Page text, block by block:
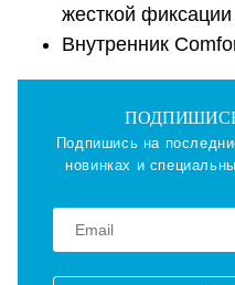
жесткой фиксации
Внутренник
Подпишись на
новинках и